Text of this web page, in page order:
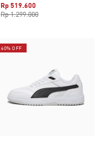
Rp 519.600
Rp 1.299.000
60% OFF